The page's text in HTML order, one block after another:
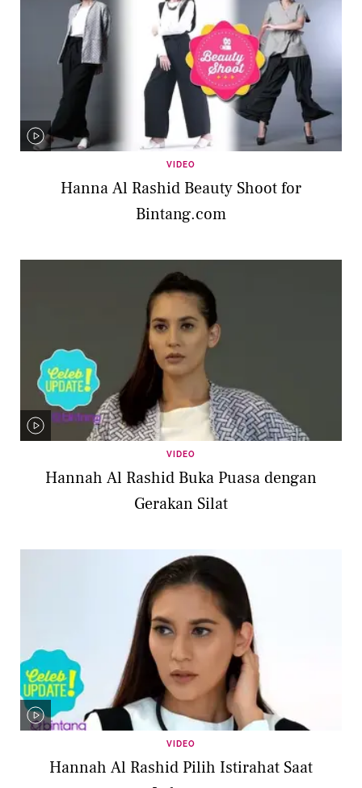
VIDEO
Hanna Al Rashid Beauty Shoot for
Bintang.com
VIDEO
Hannah Al Rashid Buka Puasa dengan
Gerakan Silat
VIDEO
Hannah Al Rashid Pilih Istirahat Saat